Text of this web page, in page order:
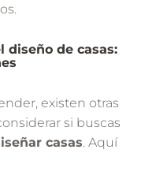
diseño de casas:
existen otras
si buscas
casas. Aquí